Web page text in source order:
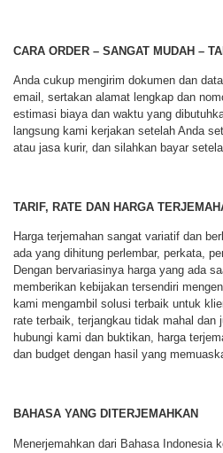
CARA ORDER – SANGAT MUDAH –
Anda cukup mengirim dokumen dan
email, sertakan alamat lengkap dan
estimasi biaya dan waktu yang
langsung kami kerjakan setelah Anda
atau jasa kurir, dan silahkan bayar
TARIF, RATE DAN HARGA
Harga terjemahan sangat variatif dan
ada yang dihitung perlembar, perkata,
Dengan bervariasinya harga yang ada
memberikan kebijakan tersendiri
kami mengambil solusi terbaik untuk
rate terbaik, terjangkau tidak mahal dan
hubungi kami dan buktikan, harga
dan budget dengan hasil yang
BAHASA YANG DITERJEMAHKAN
Menerjemahkan dari Bahasa Indonesia